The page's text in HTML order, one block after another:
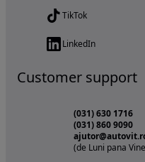
TikTok
LinkedIn
Customer support
(031) 630 1716
(031) 860 9090
(de Luni pana